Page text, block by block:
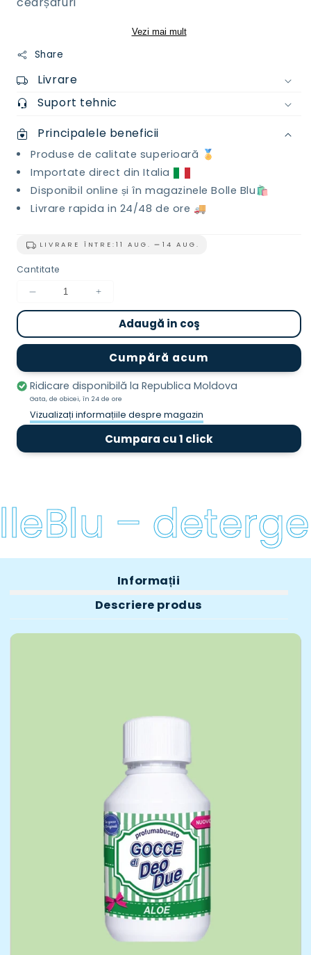
Vezi mai mult
Share
Livrare
Suport tehnic
Principalele beneficii
Produse de calitate superioară 🏅
Importate direct din Italia
Disponibil online și în magazinele Bolle Blu🛍️
Livrare rapida in 24/48 de ore 🚚
LIVRARE ÎNTRE:11 AUG. 14 AUG.
Cantitate
Reduceți
cantitatea
Esentă
Aloe
150
ml
Creșteți
cantitatea
pentru
Esentă
parfumată
Aloe
150
Adaugă in coş
Cumpără acum
Ridicare disponibilă laRepublica Moldova
Gata, de obicei, în 24 de ore
Vizualizați informațiile despre magazin
Cumpara cu 1 click
–
Informații
Descriere produs